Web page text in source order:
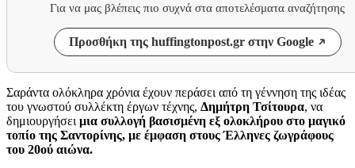
Για να μας βλέπεις πιο συχνά στα αποτελέσματα αναζήτησης
Προσθήκη της huffingtonpost.gr στην Google
Σαράντα ολόκληρα χρόνια έχουν περάσει από τη γέννηση της ιδέας
του γνωστού συλλέκτη έργων τέχνης, Δημήτρη Τσίτουρα, να
δημιουργήσει μια συλλογή βασισμένη εξ ολοκλήρου στο μαγικό
τοπίο της Σαντορίνης, με έμφαση στους Έλληνες ζωγράφους
του 20ού αιώνα.